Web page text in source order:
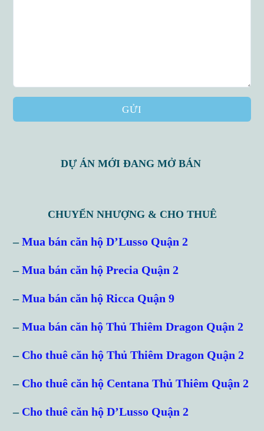
GỬI
DỰ ÁN MỚI ĐANG MỞ BÁN
CHUYỂN NHƯỢNG & CHO THUÊ
–Mua bán căn hộ D’Lusso Quận 2
–Mua bán căn hộ Precia Quận 2
–Mua bán căn hộ Ricca Quận 9
–Mua bán căn hộ Thủ Thiêm Dragon Quận 2
– Cho thuê căn hộ Thủ Thiêm Dragon Quận 2
– Cho thuê căn hộ Centana Thủ Thiêm Quận 2
– Cho thuê căn hộ D’Lusso Quận 2